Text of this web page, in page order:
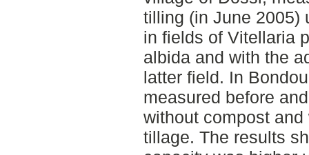
tilling (in June 2005)
in fields of Vitellaria
albida and with the
latter field. In
measured before
without compost
tillage. The results